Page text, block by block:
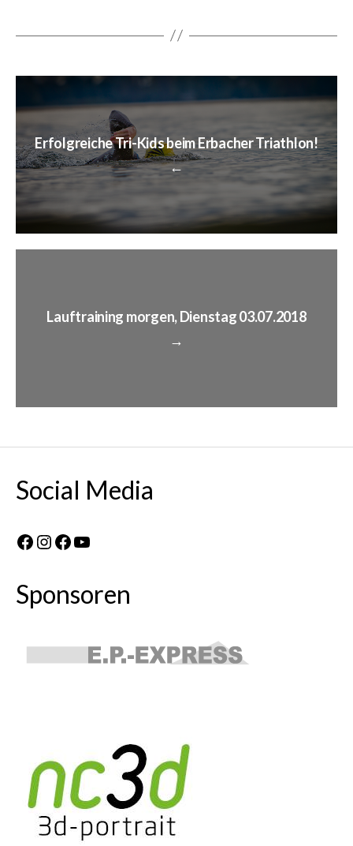
←
Erfolgreiche Tri-Kids beim Erbacher Triathlon!
→
Lauftraining morgen, Dienstag 03.07.2018
Social Media
Facebook
Instagram
Facebook
YouTube
Sponsoren